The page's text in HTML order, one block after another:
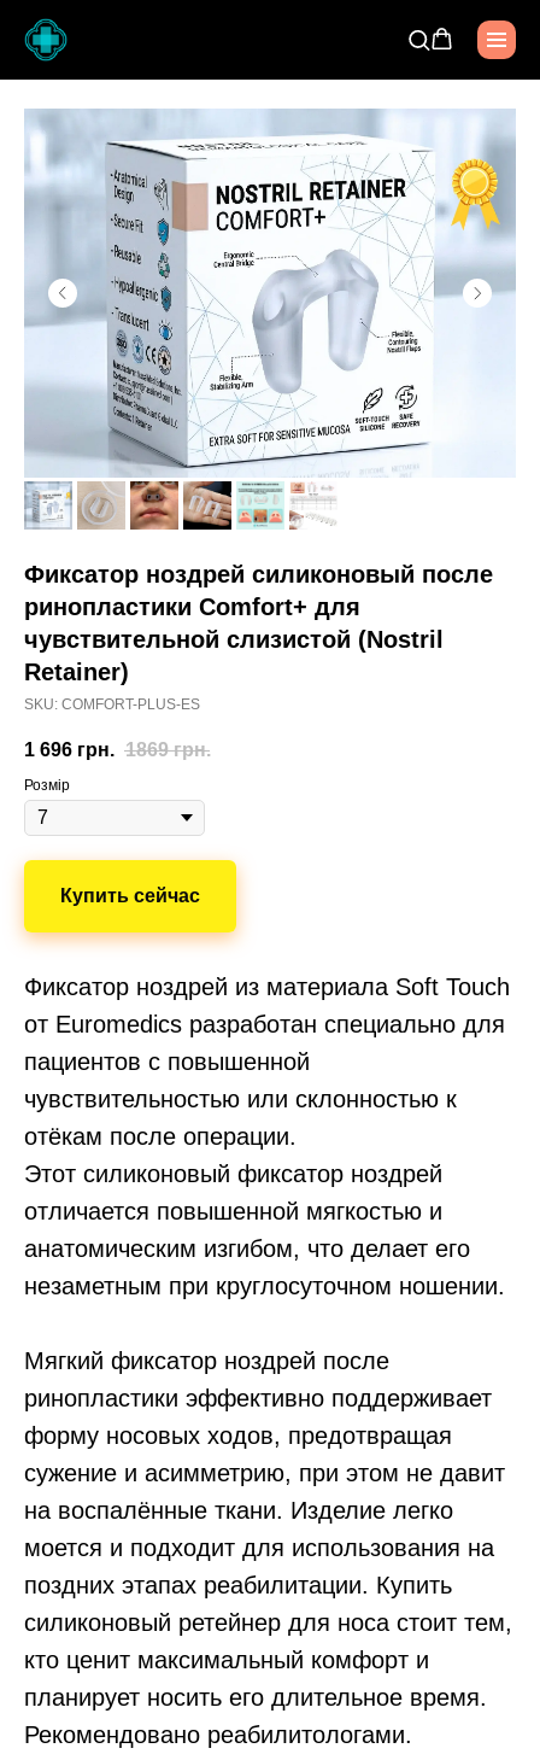
Фиксатор ноздрей силиконовый после
ринопластики Comfort+ для
чувствительной слизистой (Nostril
Retainer)
SKU: COMFORT-PLUS-ES
1 696 грн. 1869 грн.
Розмір
Купить сейчас
Фиксатор ноздрей из материала Soft Touch
от Euromedics разработан специально для
пациентов с повышенной
чувствительностью или склонностью к
отёкам после операции.
Этот силиконовый фиксатор ноздрей
отличается повышенной мягкостью и
анатомическим изгибом, что делает его
незаметным при круглосуточном ношении.
Мягкий фиксатор ноздрей после
ринопластики эффективно поддерживает
форму носовых ходов, предотвращая
сужение и асимметрию, при этом не давит
на воспалённые ткани. Изделие легко
моется и подходит для использования на
поздних этапах реабилитации. Купить
силиконовый ретейнер для носа стоит тем,
кто ценит максимальный комфорт и
планирует носить его длительное время.
Рекомендовано реабилитологами.